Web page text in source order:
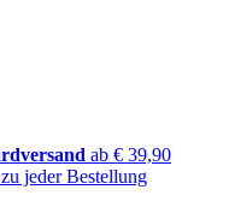
ab € 39,90
zu jeder Bestellung